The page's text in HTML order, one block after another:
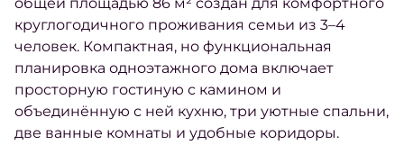
круглогодичного проживания семьи из 3–4
человек. Компактная, но функциональная
планировка одноэтажного дома включает
просторную гостиную с камином и
объединённую с ней кухню, три уютные спальни,
две ванные комнаты и удобные коридоры.